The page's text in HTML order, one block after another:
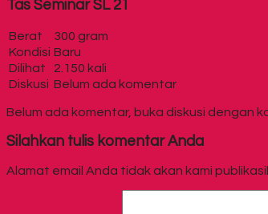
Tas Seminar SL 21
Berat
300 gram
Kondisi Baru
Dilihat
2.150 kali
Diskusi Belum ada komentar
Belum ada komentar, buka diskusi dengan
Silahkan tulis komentar Anda
Alamat email Anda tidak akan kami